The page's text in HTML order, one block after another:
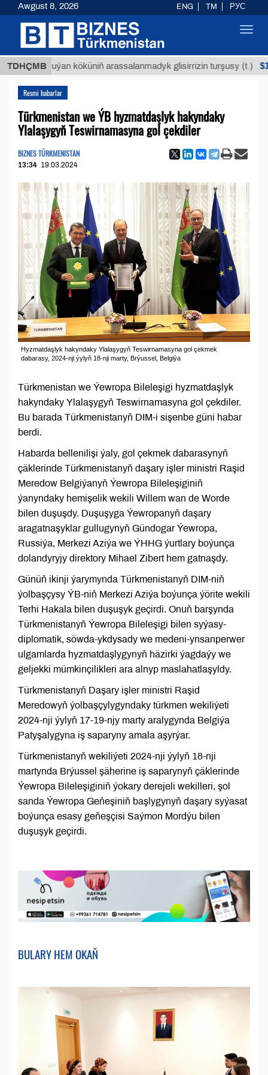
TDHÇMB
Buýan köküniň arassalanmadyk glisirrizin turşusy (t.)
Resmi habarlar
Türkmenistan we ÝB hyzmatdaşlyk hakyndaky
Ylalaşygyň Teswirnamasyna gol çekdiler
BIZNES TÜRKMENISTAN
13:34 19.03.2024
Hyzmatdaşlyk hakyndaky Ylalaşygyň Teswirnamasyna gol çekmek
dabarasy, 2024-nji ýylyň 18-nji marty, Brýussel, Belgiýa
Türkmenistan we Ýewropa Bileleşigi hyzmatdaşlyk
hakyndaky Ylalaşygyň Teswirnamasyna gol çekdiler.
Bu barada Türkmenistanyň DIM-i sişenbe güni habar
berdi.
Habarda bellenilişi ýaly, gol çekmek dabarasynyň
çäklerinde Türkmenistanyň daşary işler ministri Raşid
Meredow Belgiýanyň Ýewropa Bileleşiginiň
ýanyndaky hemişelik wekili Willem wan de Worde
bilen duşuşdy. Duşuşyga Ýewropanyň daşary
aragatnaşyklar gullugynyň Gündogar Ýewropa,
Russiýa, Merkezi Aziýa we ÝHHG ýurtlary boýunça
dolandyryjy direktory Mihael Zibert hem gatnaşdy.
Günüň ikinji ýarymynda Türkmenistanyň DIM-niň
ýolbaşçysy ÝB-niň Merkezi Aziýa boýunça ýörite wekili
Terhi Hakala bilen duşuşyk geçirdi. Onuň barşynda
Türkmenistanyň Ýewropa Bileleşigi bilen syýasy-
diplomatik, söwda-ykdysady we medeni-ynsanperwer
ulgamlarda hyzmatdaşlygynyň häzirki ýagdaýy we
geljekki mümkinçilikleri ara alnyp maslahatlaşyldy.
Türkmenistanyň Daşary işler ministri Raşid
Meredowyň ýolbaşçylygyndaky türkmen wekiliýeti
2024-nji ýylyň 17-19-njy marty aralygynda Belgiýa
Patyşalygyna iş saparyny amala aşyrýar.
Türkmenistanyň wekiliýeti 2024-nji ýylyň 18-nji
martynda Brýussel şäherine iş saparynyň çäklerinde
Ýewropa Bileleşiginiň ýokary derejeli wekilleri, şol
sanda Ýewropa Geňeşiniň başlygynyň daşary syýasat
boýunça esasy geňeşçisi Saýmon Mordýu bilen
duşuşyk geçirdi.
BULARY HEM OKAŇ
Awgust 8, 2026 ENG TM РУС